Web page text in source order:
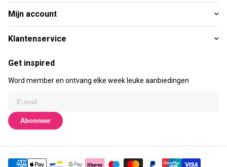
Mijn account
Klantenservice
Get inspired
Word member en ontvang elke week leuke aanbiedingen
Abonneer